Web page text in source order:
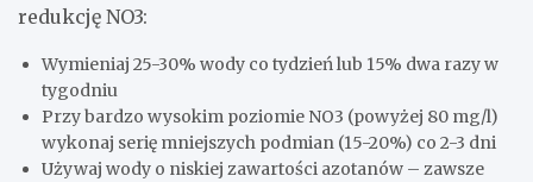
redukcję NO3:
Wymieniaj 25-30% wody co tydzień lub 15% dwa razy w
tygodniu
Przy bardzo wysokim poziomie NO3 (powyżej 80 mg/l)
wykonaj serię mniejszych podmian (15-20%) co 2-3 dni
Używaj wody o niskiej zawartości azotanów – zawsze